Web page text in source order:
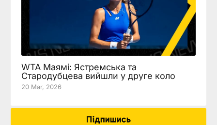
WTA Маямі: Ястремська та
Стародубцева вийшли у друге коло
20 Mar, 2026
Підпишись